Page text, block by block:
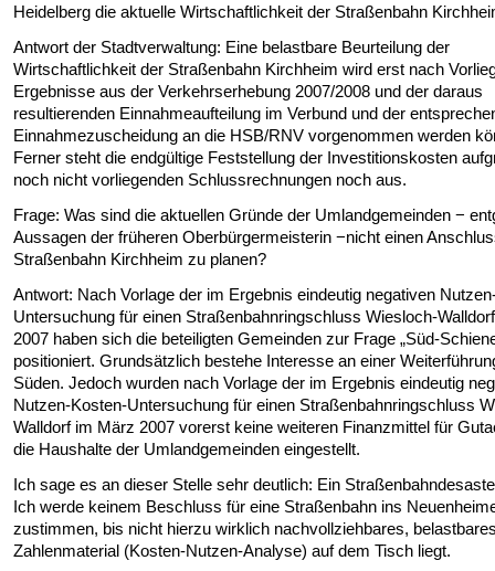
Heidelberg die aktuelle Wirtschaftlichkeit der Straßenbahn
Antwort der Stadtverwaltung: Eine belastbare Beurteilung der
Wirtschaftlichkeit der Straßenbahn Kirchheim wird erst nach
Ergebnisse aus der Verkehrserhebung 2007/2008 und der daraus
resultierenden Einnahmeaufteilung im Verbund und der
Einnahmezuscheidung an die HSB/RNV vorgenommen werden
Ferner steht die endgültige Feststellung der Investitionskosten
noch nicht vorliegenden Schlussrechnungen noch aus.
Frage: Was sind die aktuellen Gründe der Umlandgemeinden −
Aussagen der früheren Oberbürgermeisterin −nicht einen
Straßenbahn Kirchheim zu planen?
Antwort: Nach Vorlage der im Ergebnis eindeutig negativen
Untersuchung für einen Straßenbahnringschluss Wiesloch-
2007 haben sich die beteiligten Gemeinden zur Frage „Süd-
positioniert. Grundsätzlich bestehe Interesse an einer
Süden. Jedoch wurden nach Vorlage der im Ergebnis eindeutig
Nutzen-Kosten-Untersuchung für einen Straßenbahnringschluss
Walldorf im März 2007 vorerst keine weiteren Finanzmittel für
die Haushalte der Umlandgemeinden eingestellt.
Ich sage es an dieser Stelle sehr deutlich: Ein
Ich werde keinem Beschluss für eine Straßenbahn ins
zustimmen, bis nicht hierzu wirklich nachvollziehbares,
Zahlenmaterial (Kosten-Nutzen-Analyse) auf dem Tisch liegt.